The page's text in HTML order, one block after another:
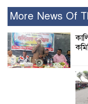
More News Of